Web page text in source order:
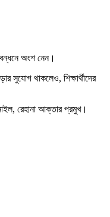
অংশ নেন।
সুযোগ থাকলেও, শিক্ষার্থীদের
রেহানা আক্তার প্রমুখ।